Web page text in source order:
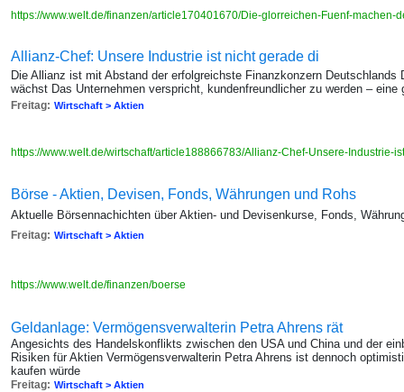
https://www.welt.de/finanzen/article170401670/Die-glorreichen-Fuenf-machen-
Allianz-Chef: Unsere Industrie ist nicht gerade di
Die Allianz ist mit Abstand der erfolgreichste Finanzkonzern Deutschlands
wächst Das Unternehmen verspricht, kundenfreundlicher zu werden – eine
Freitag: Wirtschaft > Aktien
https://www.welt.de/wirtschaft/article188866783/Allianz-Chef-Unsere-Industrie-
Börse - Aktien, Devisen, Fonds, Währungen und Rohs
Aktuelle Börsennachichten über Aktien- und Devisenkurse, Fonds,
Freitag: Wirtschaft > Aktien
https://www.welt.de/finanzen/boerse
Geldanlage: Vermögensverwalterin Petra Ahrens rät
Angesichts des Handelskonflikts zwischen den USA und China und der
Risiken für Aktien Vermögensverwalterin Petra Ahrens ist dennoch
kaufen würde
Freitag: Wirtschaft > Aktien